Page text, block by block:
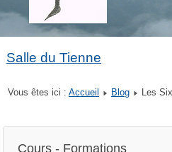
Salle du Tienne
Vous êtes ici : Accueil Blog Les
Cours - Formations